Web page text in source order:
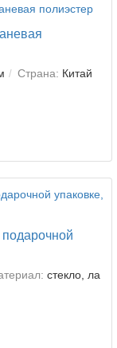
Страна: Китай
стекло, ла